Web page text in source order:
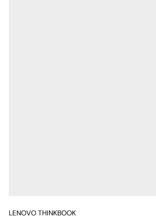
LENOVO THINKBOOK